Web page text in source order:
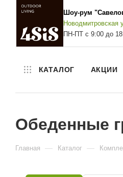
Шоу-рум
Новодмитровская
ПН-ПТ с 9:00 до
КАТАЛОГ АКЦИИ
Обеденные
Главная — Каталог —